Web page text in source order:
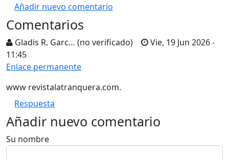
Añadir nuevo comentario
Comentarios
Gladis R. Garc… (no verificado)
Vie, 19 Jun 2026 -
11:45
Enlace permanente
www revistalatranquera.com.
Respuesta
Añadir nuevo comentario
Su nombre